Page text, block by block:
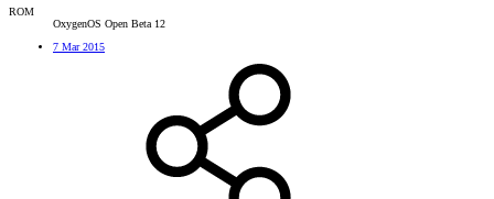
ROM
OxygenOS Open Beta 12
7 Mar 2015